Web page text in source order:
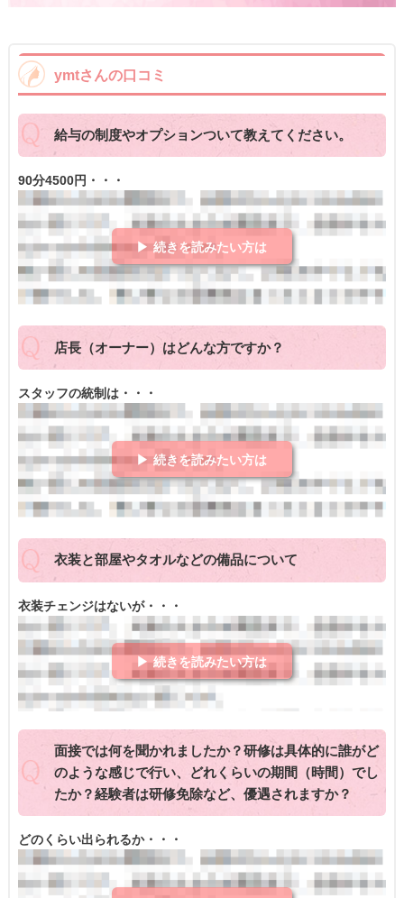
ymtさんの口コミ
給与の制度やオプションついて教えてください。
90分4500円・・・
▶ 続きを読みたい方は
店長（オーナー）はどんな方ですか？
スタッフの統制は・・・
▶ 続きを読みたい方は
衣装と部屋やタオルなどの備品について
衣装チェンジはないが・・・
▶ 続きを読みたい方は
面接では何を聞かれましたか？研修は具体的に誰がど
のような感じで行い、どれくらいの期間（時間）でし
たか？経験者は研修免除など、優遇されますか？
どのくらい出られるか・・・